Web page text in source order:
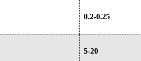
0.2-0.25
5-20